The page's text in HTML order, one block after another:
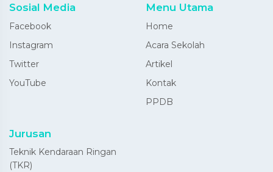
Sosial Media
Facebook
Instagram
Twitter
YouTube
Menu Utama
Home
Acara Sekolah
Artikel
Kontak
PPDB
Jurusan
Teknik Kendaraan Ringan
(TKR)